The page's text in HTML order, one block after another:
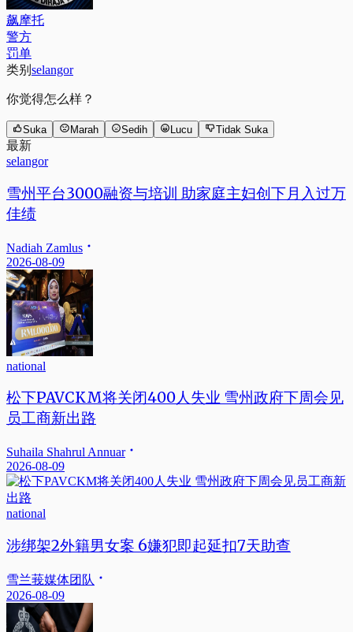
飙摩托
警方
罚单
类别 selangor
你觉得怎么样？
Suka Marah Sedih Lucu Tidak Suka
最新
selangor
雪州平台3000融资与培训 助家庭主妇创下月入过万
佳绩
Nadiah Zamlus
2026-08-09
national
松下PAVCKM将关闭400人失业 雪州政府下周会见
员工商新出路
Suhaila Shahrul Annuar
2026-08-09
national
涉绑架2外籍男女案 6嫌犯即起延扣7天助查
雪兰莪媒体团队
2026-08-09